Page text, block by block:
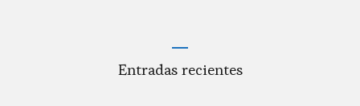
Entradas recientes